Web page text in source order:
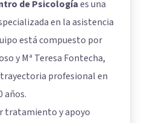
de Psicologíaes una
en la asistencia
está compuesto por
y Mª Teresa Fontecha,
profesional en
años.
tratamiento y apoyo